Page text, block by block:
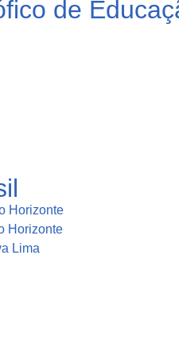
de
Horizonte
Horizonte
Lima